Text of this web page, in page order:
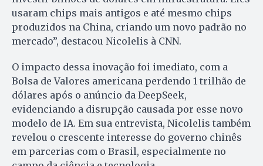
usaram chips mais antigos e até mesmo chips
produzidos na China, criando um novo padrão no
mercado”, destacou Nicolelis à CNN.
O impacto dessa inovação foi imediato, com a
Bolsa de Valores americana perdendo 1 trilhão de
dólares após o anúncio da DeepSeek,
evidenciando a disrupção causada por esse novo
modelo de IA. Em sua entrevista, Nicolelis também
revelou o crescente interesse do governo chinês
em parcerias com o Brasil, especialmente no